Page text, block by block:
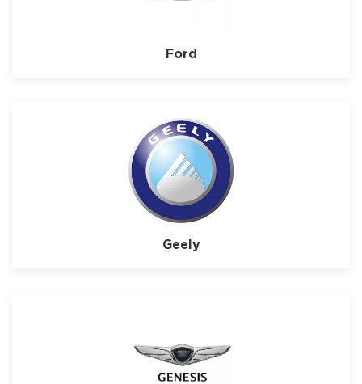
Ford
Geely